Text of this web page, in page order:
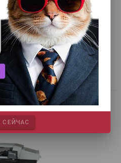
Indigo Series 4
печать|HP Indigo|HP Inc. |
приобрела ЦПМ HP Indigo
тысячной ЦПМ на платформе
проданной HP Inc.
СЕЙЧАС